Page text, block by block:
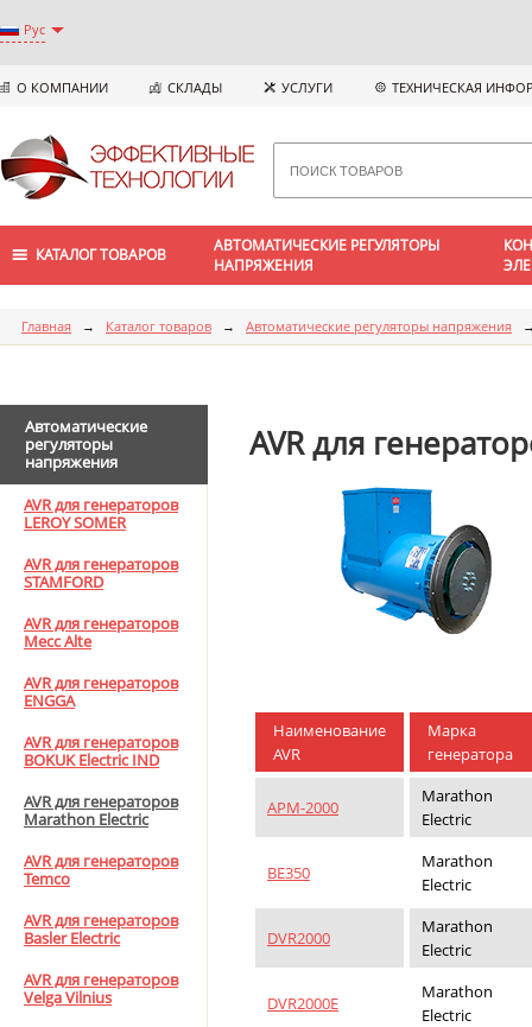
Рус
О КОМПАНИИ СКЛАДЫ УСЛУГИ ТЕХНИЧЕСКАЯ
КАТАЛОГ ТОВАРОВ
АВТОМАТИЧЕСКИЕ РЕГУЛЯТОРЫ
НАПРЯЖЕНИЯ
Главная → Каталог товаров → Автоматические регуляторы напряжения
Автоматические
регуляторы
напряжения
AVR для генераторов
LEROY SOMER
AVR для генераторов
STAMFORD
AVR для генераторов
Mecc Alte
AVR для генераторов
ENGGA
AVR для генераторов
BOKUK Electric IND
AVR для генераторов
Marathon Electric
AVR для генераторов
Temco
AVR для генераторов
Basler Electric
AVR для генераторов
Velga Vilnius
AVR для
Наименование
AVR
Марка
генератора
APM-2000
Marathon
Electric
BE350
Marathon
Electric
DVR2000
Marathon
Electric
DVR2000E
Marathon
Electric